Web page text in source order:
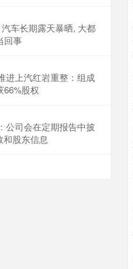
车长期露天暴晒, 大都
回事
进上汽红岩重整：组成
66%股权
公司会在定期报告中披
和股东信息